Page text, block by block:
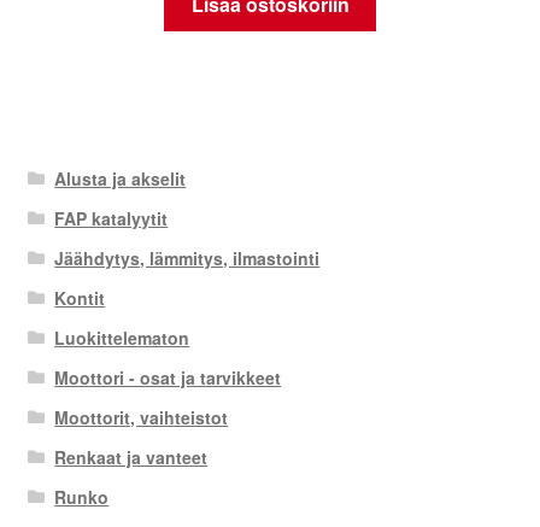
Alusta ja akselit
FAP katalyytit
Jäähdytys, lämmitys, ilmastointi
Kontit
Luokittelematon
Moottori - osat ja tarvikkeet
Moottorit, vaihteistot
Renkaat ja vanteet
Runko